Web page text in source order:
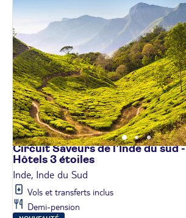
Circuit Saveurs de l’Inde du sud -
Hôtels 3 étoiles
Inde, Inde du Sud
Vols et transferts inclus
Demi-pension